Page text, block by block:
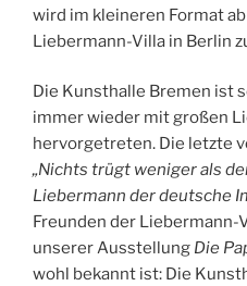
wird im kleineren Format
Liebermann-Villa in Berlin
Die Kunsthalle Bremen ist
immer wieder mit großen
hervorgetreten. Die letzte
„Nichts trügt weniger als
Liebermann der deutsche
Freunden der
unserer Ausstellung Die
wohl bekannt ist: Die